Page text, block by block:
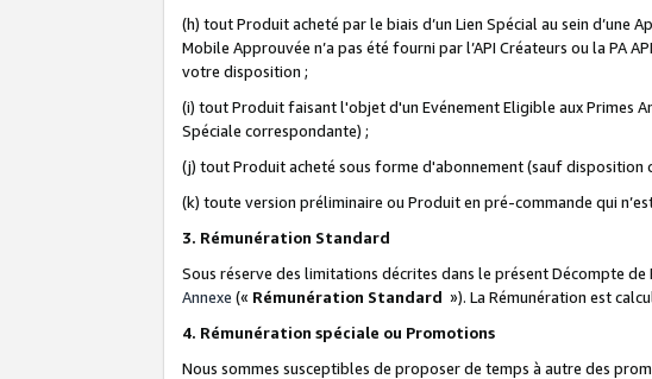
(h) tout Produit acheté par le biais d’un Lien Spécial au sein
Mobile Approuvée n’a pas été fourni par l’API Créateurs ou la PA
votre disposition ;
(i) tout Produit faisant l'objet d'un Evénement Eligible aux Primes
Spéciale correspondante) ;
(j) tout Produit acheté sous forme d'abonnement (sauf disposition
(k) toute version préliminaire ou Produit en pré-commande qui
3. Rémunération Standard
Sous réserve des limitations décrites dans le présent Décompte
Annexe (« Rémunération Standard »). La Rémunération est
4. Rémunération spéciale ou Promotions
Nous sommes susceptibles de proposer de temps à autre des